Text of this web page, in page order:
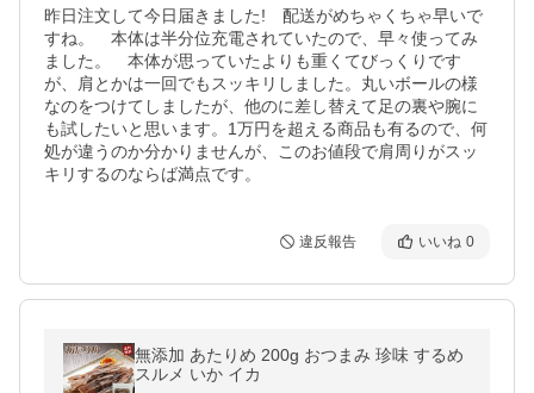
昨日注文して今日届きました!　配送がめちゃくちゃ早いで
すね。　本体は半分位充電されていたので、早々使ってみ
ました。　本体が思っていたよりも重くてびっくりです
が、肩とかは一回でもスッキリしました。丸いボールの様
なのをつけてしましたが、他のに差し替えて足の裏や腕に
も試したいと思います。1万円を超える商品も有るので、何
処が違うのか分かりませんが、このお値段で肩周りがスッ
キリするのならば満点です。
違反報告 いいね 0
無添加 あたりめ 200g おつまみ 珍味 するめ
スルメ いか イカ